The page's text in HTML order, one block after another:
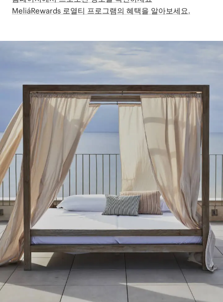
MeliáRewards 로열티 프로그램의 혜택을 알아보세요.